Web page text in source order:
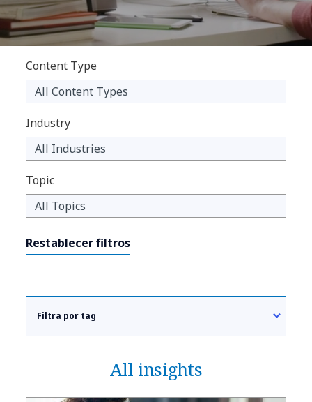
Content Type
Industry
Topic
Restablecer filtros
Filtra por tag
All insights